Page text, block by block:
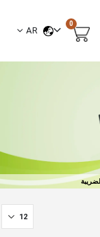
السلة
0العناصر
لغة
AR